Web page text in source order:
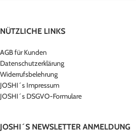
NÜTZLICHE LINKS
AGB für Kunden
Datenschutzerklärung
Widerrufsbelehrung
JOSHI´s Impressum
JOSHI´s DSGVO-Formulare
JOSHI´S NEWSLETTER ANMELDUNG